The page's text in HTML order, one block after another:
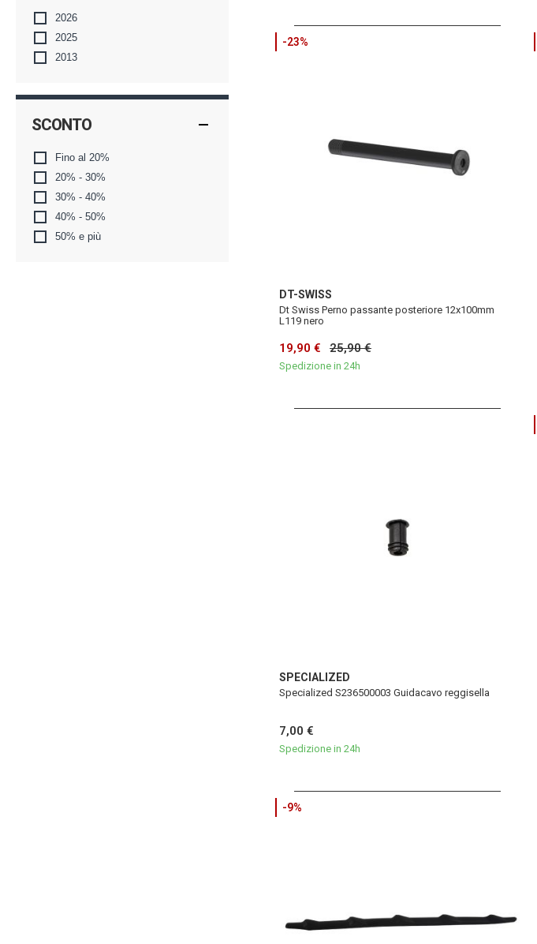
-23%
DT-SWISS
Dt Swiss Perno passante posteriore 12x100mm
L119 nero
19,90 € 25,90 €
Spedizione in 24h
SPECIALIZED
Specialized S236500003 Guidacavo reggisella
7,00 €
Spedizione in 24h
-9%
2026
2025
2013
SCONTO
Fino al 20%
20% - 30%
30% - 40%
40% - 50%
50% e più